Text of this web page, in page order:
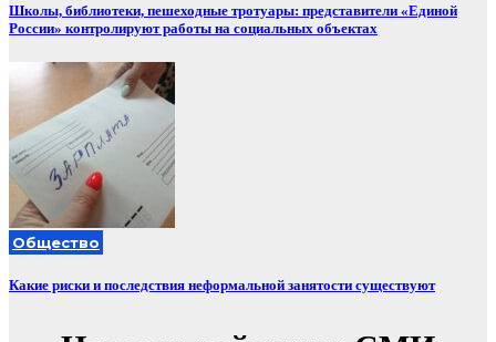
Школы, библиотеки, пешеходные тротуары: представители «Единой
России» контролируют работы на социальных объектах
Общество
Какие риски и последствия неформальной занятости существуют